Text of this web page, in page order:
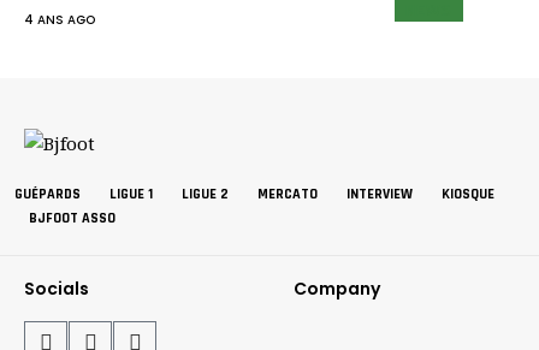
4 ANS AGO
GUÉPARDS LIGUE 1 LIGUE 2 MERCATO INTERVIEW
KIOSQUE
BJFOOT ASSO
Socials Company